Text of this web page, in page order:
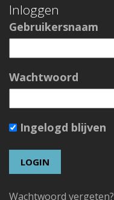
Inloggen
Gebruikersnaam
Wachtwoord
Ingelogd blijven
Wachtwoord vergeten?